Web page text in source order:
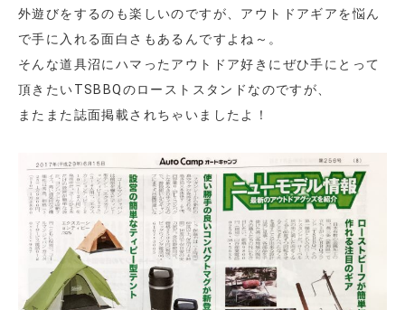
外遊びをするのも楽しいのですが、アウトドアギアを悩ん
で手に入れる面白さもあるんですよね～。
そんな道具沼にハマったアウトドア好きにぜひ手にとって
頂きたいTSBBQのローストスタンドなのですが、
またまた誌面掲載されちゃいましたよ！